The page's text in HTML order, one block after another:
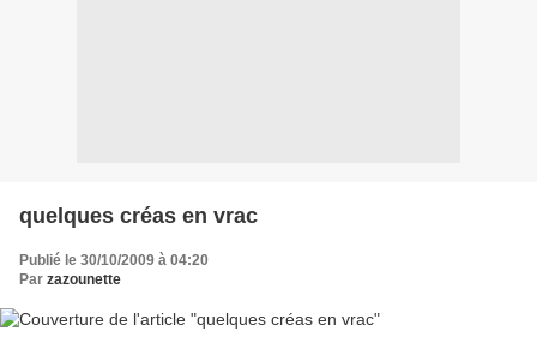
quelques créas en vrac
Publié le 30/10/2009 à 04:20
Par zazounette